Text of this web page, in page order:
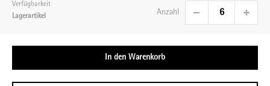
Verfügbarkeit
Lagerartikel
Anzahl
In den Warenkorb